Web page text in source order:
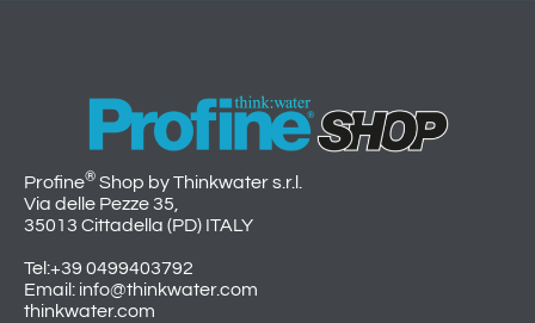
Profine® Shop by Thinkwater s.r.l.
Via delle Pezze 35,
35013 Cittadella (PD) ITALY
Tel:+39 0499403792
Email: info@thinkwater.com
thinkwater.com